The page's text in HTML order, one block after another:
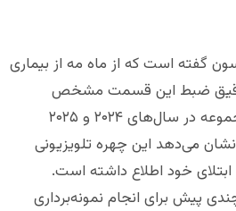
گفته است که از ماه مه از بیماری
دقیق ضبط این قسمت مشخص
نیست. با این حال، این مجموعه در سال‌های ۲۰۲۴ و ۲۰۲۵
می‌دهد این چهره تلویزیونی
خود اطلاع داشته است.
پیش برای انجام نمونه‌برداری